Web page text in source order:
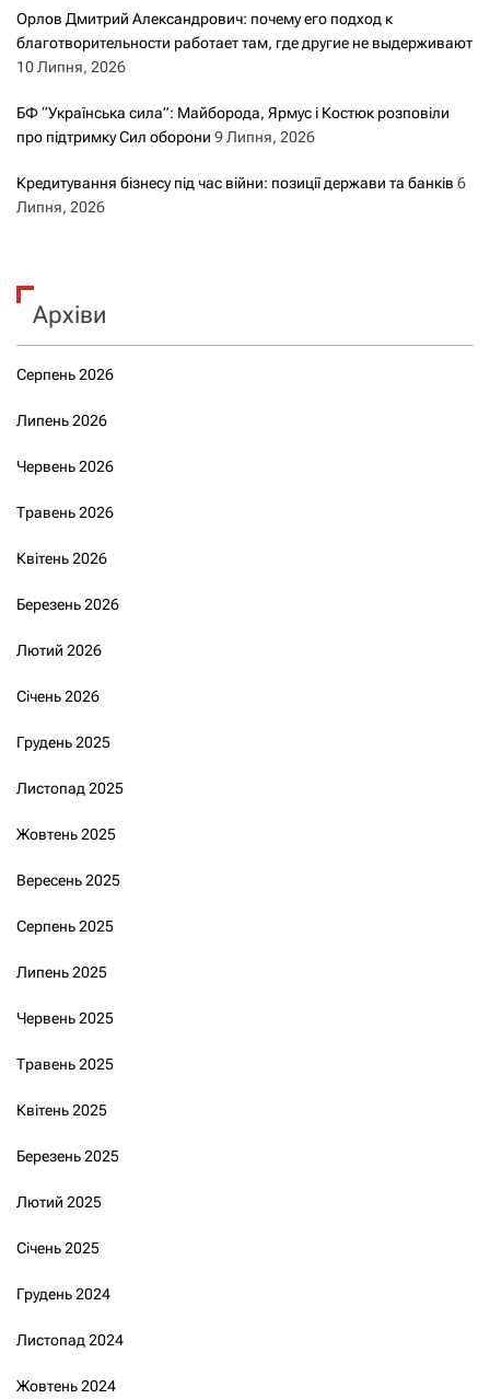
Орлов Дмитрий Александрович: почему его подход к
благотворительности работает там, где другие не выдерживают
10 Липня, 2026
БФ “Українська сила”: Майборода, Ярмус і Костюк розповіли
про підтримку Сил оборони 9 Липня, 2026
Кредитування бізнесу під час війни: позиції держави та банків 6
Липня, 2026
Архіви
Серпень 2026
Липень 2026
Червень 2026
Травень 2026
Квітень 2026
Березень 2026
Лютий 2026
Січень 2026
Грудень 2025
Листопад 2025
Жовтень 2025
Вересень 2025
Серпень 2025
Липень 2025
Червень 2025
Травень 2025
Квітень 2025
Березень 2025
Лютий 2025
Січень 2025
Грудень 2024
Листопад 2024
Жовтень 2024